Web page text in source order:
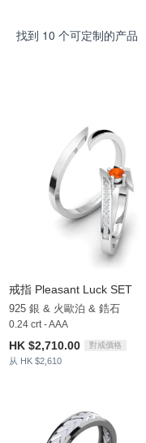
找到 10 个可定制的产品
戒指 Pleasant Luck SET
925 銀 & 火歐泊 & 鋯石
0.24 crt - AAA
HK $2,710.00 對戒價格
从 HK $2,610